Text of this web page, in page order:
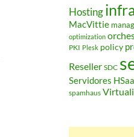
Hosting
MacVittie
optimization
PKI Plesk policy
Reseller SDC
Servidores
spamhaus